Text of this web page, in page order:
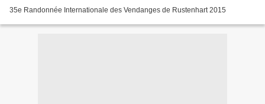
35e Randonnée Internationale des Vendanges de Rustenhart 2015